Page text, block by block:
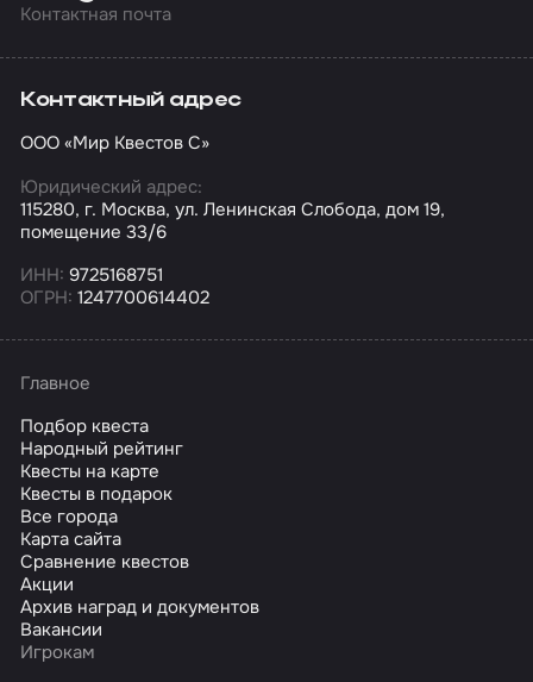
Контактная почта
Контактный адрес
ООО «Мир Квестов С»
Юридический адрес:
115280, г. Москва, ул. Ленинская Слобода, дом 19,
помещение 33/6
ИНН: 9725168751
ОГРН: 1247700614402
Главное
Подбор квеста
Народный рейтинг
Квесты на карте
Квесты в подарок
Все города
Карта сайта
Сравнение квестов
Акции
Архив наград и документов
Вакансии
Игрокам